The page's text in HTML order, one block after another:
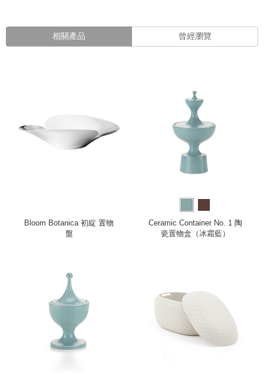
相關產品 曾經瀏覽
Bloom Botanica 初綻 置物
盤
Ceramic Container No. 1 陶
瓷置物盒（冰霜藍）